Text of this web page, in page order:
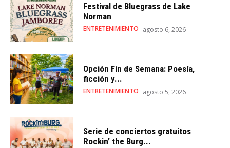
Festival de Bluegrass de Lake
Norman
ENTRETENIMIENTO agosto 6, 2026
Opción Fin de Semana: Poesía,
ficción y...
ENTRETENIMIENTO agosto 5, 2026
Serie de conciertos gratuitos
Rockin’ the Burg...